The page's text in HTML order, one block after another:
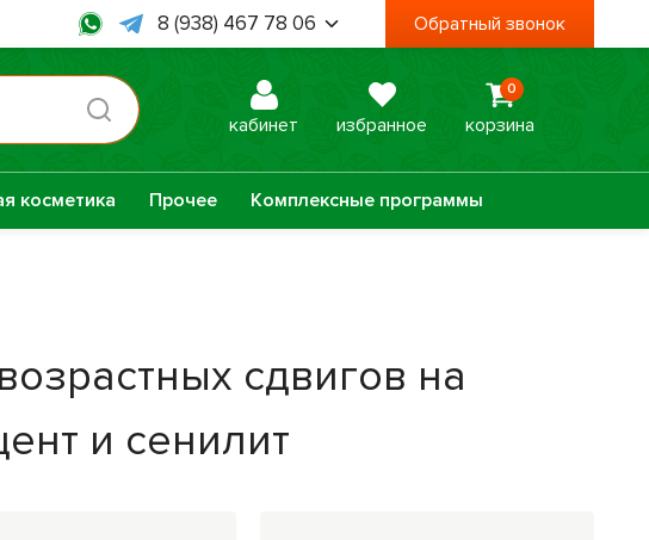
8 (938) 467 78 06
Пн - Пт, с 09:00 до 18:00
Обратный звонок
кабинет избранное
0
корзина
Урбеч Травяной чай
косметика Прочее Комплексные программы
сдвигов на
и сенилит